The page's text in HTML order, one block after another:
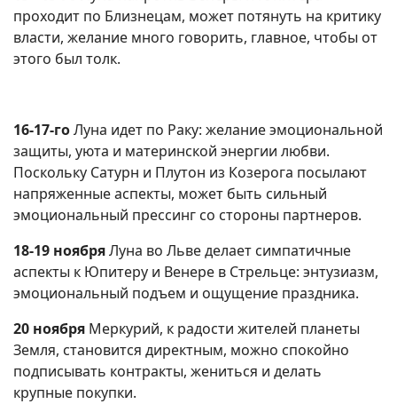
проходит по Близнецам, может потянуть на критику
власти, желание много говорить, главное, чтобы от
этого был толк.
16-17-гоЛуна идет по Раку: желание эмоциональной
защиты, уюта и материнской энергии любви.
Поскольку Сатурн и Плутон из Козерога посылают
напряженные аспекты, может быть сильный
эмоциональный прессинг со стороны партнеров.
18-19 ноябряЛуна во Льве делает симпатичные
аспекты к Юпитеру и Венере в Стрельце: энтузиазм,
эмоциональный подъем и ощущение праздника.
20 ноября Меркурий, к радости жителей планеты
Земля, становится директным, можно спокойно
подписывать контракты, жениться и делать
крупные покупки.